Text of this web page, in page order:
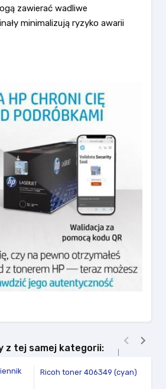
zawierać wadliwe
minimalizują ryzyko awarii
z tej samej kategorii:
Ricoh toner 406349 (cyan)
 